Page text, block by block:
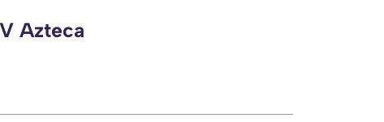
Azteca